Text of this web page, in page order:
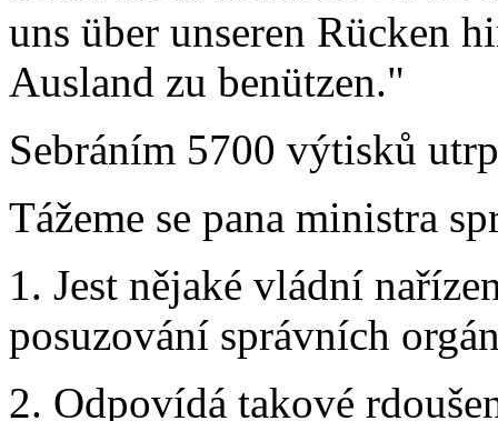
uns über unseren Rücken
Ausland zu benützen."
Sebráním 5700 výtisků
Tážeme se pana ministra
1. Jest nějaké vládní
posuzování správních
2. Odpovídá takové